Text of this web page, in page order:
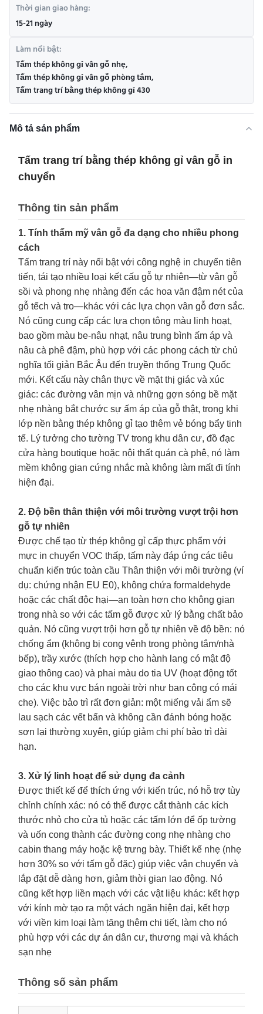
Thời gian giao hàng:
15-21 ngày
Làm nổi bật:
Tấm thép không gỉ vân gỗ nhẹ,
Tấm thép không gỉ vân gỗ phòng tắm,
Tấm trang trí bằng thép không gỉ 430
Mô tả sản phẩm
Tấm trang trí bằng thép không gỉ vân gỗ in
chuyển
Thông tin sản phẩm
1. Tính thẩm mỹ vân gỗ đa dạng cho nhiều phong
cách
Tấm trang trí này nổi bật với công nghệ in chuyển tiên
tiến, tái tạo nhiều loại kết cấu gỗ tự nhiên—từ vân gỗ
sồi và phong nhẹ nhàng đến các hoa văn đậm nét của
gỗ tếch và tro—khác với các lựa chọn vân gỗ đơn sắc.
Nó cũng cung cấp các lựa chọn tông màu linh hoạt,
bao gồm màu be-nâu nhạt, nâu trung bình ấm áp và
nâu cà phê đậm, phù hợp với các phong cách từ chủ
nghĩa tối giản Bắc Âu đến truyền thống Trung Quốc
mới. Kết cấu này chân thực về mặt thị giác và xúc
giác: các đường vân mịn và những gợn sóng bề mặt
nhẹ nhàng bắt chước sự ấm áp của gỗ thật, trong khi
lớp nền bằng thép không gỉ tạo thêm vẻ bóng bẩy tinh
tế. Lý tưởng cho tường TV trong khu dân cư, đồ đạc
cửa hàng boutique hoặc nội thất quán cà phê, nó làm
mềm không gian cứng nhắc mà không làm mất đi tính
hiện đại.
2. Độ bền thân thiện với môi trường vượt trội hơn
gỗ tự nhiên
Được chế tạo từ thép không gỉ cấp thực phẩm với
mực in chuyển VOC thấp, tấm này đáp ứng các tiêu
chuẩn kiến trúc toàn cầu Thân thiện với môi trường (ví
dụ: chứng nhận EU E0), không chứa formaldehyde
hoặc các chất độc hại—an toàn hơn cho không gian
trong nhà so với các tấm gỗ được xử lý bằng chất bảo
quản. Nó cũng vượt trội hơn gỗ tự nhiên về độ bền: nó
chống ẩm (không bị cong vênh trong phòng tắm/nhà
bếp), trầy xước (thích hợp cho hành lang có mật độ
giao thông cao) và phai màu do tia UV (hoạt động tốt
cho các khu vực bán ngoài trời như ban công có mái
che). Việc bảo trì rất đơn giản: một miếng vải ẩm sẽ
lau sạch các vết bẩn và không cần đánh bóng hoặc
sơn lại thường xuyên, giúp giảm chi phí bảo trì dài
hạn.
3. Xử lý linh hoạt để sử dụng đa cảnh
Được thiết kế để thích ứng với kiến trúc, nó hỗ trợ tùy
chỉnh chính xác: nó có thể được cắt thành các kích
thước nhỏ cho cửa tủ hoặc các tấm lớn để ốp tường
và uốn cong thành các đường cong nhẹ nhàng cho
cabin thang máy hoặc kệ trưng bày. Thiết kế nhẹ (nhẹ
hơn 30% so với tấm gỗ đặc) giúp việc vận chuyển và
lắp đặt dễ dàng hơn, giảm thời gian lao động. Nó
cũng kết hợp liền mạch với các vật liệu khác: kết hợp
với kính mờ tạo ra một vách ngăn hiện đại, kết hợp
với viền kim loại làm tăng thêm chi tiết, làm cho nó
phù hợp với các dự án dân cư, thương mại và khách
sạn nhẹ
Thông số sản phẩm